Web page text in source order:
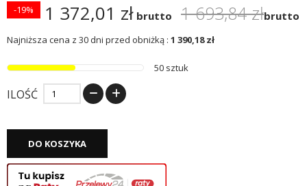
1 372,01 zł brutto 1 693,84 złbrutto
-19%
Najniższa cena z 30 dni przed obniżką : 1 390,18 zł
50 sztuk
ILOŚĆ
DO KOSZYKA